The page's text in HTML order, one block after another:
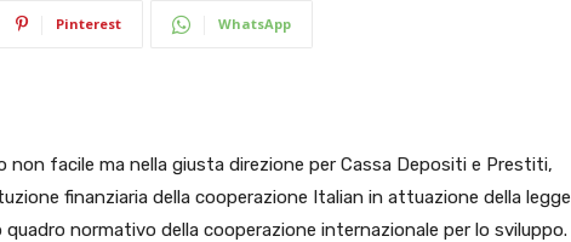
Pinterest WhatsApp
non facile ma nella giusta direzione per Cassa Depositi e Prestiti,
finanziaria della cooperazione Italian in attuazione della legge
normativo della cooperazione internazionale per lo sviluppo.